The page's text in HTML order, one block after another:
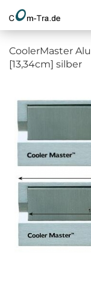
CoolerMaster
[13,34cm] silber